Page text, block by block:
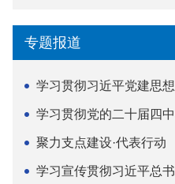
专题报道
学习贯彻习近平党建思想
聚力支点建设·代表行动